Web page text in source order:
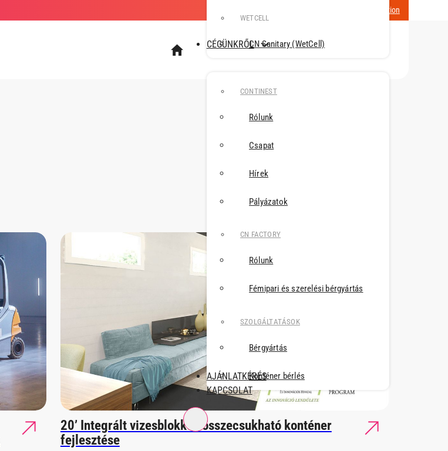
Magyarország / Change Location
WETCELL
CN Sanitary (WetCell)
CÉGÜNKRŐL
CONTINEST
Rólunk
Csapat
Hírek
Pályázatok
CN FACTORY
Rólunk
Fémipari és szerelési bérgyártás
SZOLGÁLTATÁSOK
Bérgyártás
Konténer bérlés
AJÁNLATKÉRÉS
KAPCSOLAT
20’ Integrált vizesblokkos összecsukható konténer
fejlesztése